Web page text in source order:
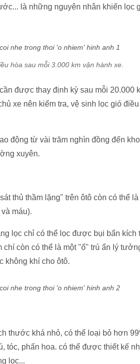
là những nguyên nhân khiến lọc
hòa sau mỗi 3.000 km vận hành xe.
được thay định kỳ sau mỗi 20.000
xe nên kiểm tra, vệ sinh lọc gió
động từ vài trăm nghìn đồng đến
xuyên.
thủ thầm lặng" trên ôtô còn có thể
máu).
lọc chỉ có thể lọc được bụi bẩn
còn có thể là một "ổ" trú ẩn lý
không khí cho ôtô.
thước khá nhỏ, có thể loại bỏ hơn
tóc, phấn hoa. có thể được thiết kế
lọc...